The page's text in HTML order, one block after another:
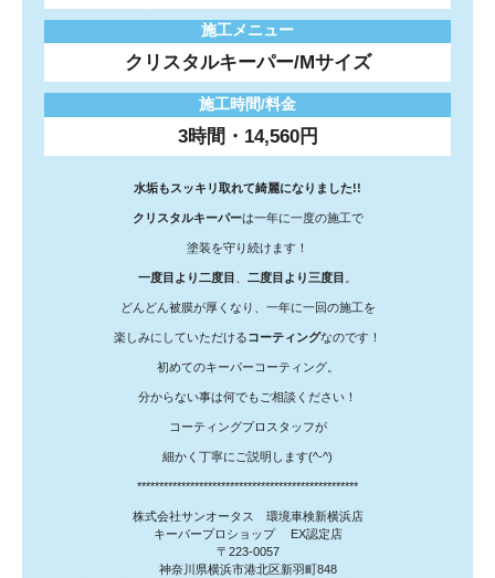
施工メニュー
クリスタルキーパー/Mサイズ
施工時間/料金
3時間・14,560円
水垢もスッキリ取れて綺麗になりました!!
クリスタルキーパーは一年に一度の施工で
塗装を守り続けます！
一度目より二度目 二度目より三度目
どんどん被膜が厚くなり、一年に一回の施工を
楽しみにしていただけるコーティングなのです！
初めてのキーパーコーティング。
分からない事は何でもご相談ください！
コーティングプロスタッフが
細かく丁寧にご説明します(^-^)
**************************************************
株式会社サンオータス 環境車検新横浜店
キーパープロショップ EX認定店
〒223-0057
神奈川県横浜市港北区新羽町848